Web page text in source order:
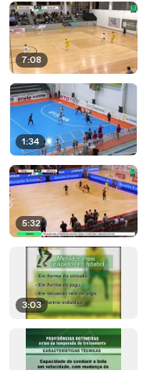
7:08
1:34
5:32
3:03